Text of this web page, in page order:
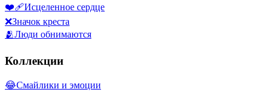
❤️‍🩹Исцеленное сердце
❌Значок креста
🫂Люди обнимаются
Коллекции
😂Смайлики и эмоции